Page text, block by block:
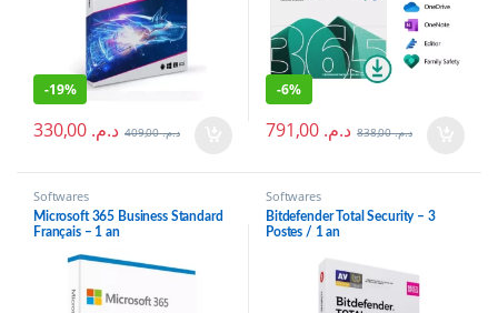
-19%
د.م. د.م.409,00
-6%
د.م. د.م.838,00
Softwares
Microsoft 365 Business Standard
Français – 1 an
Softwares
Bitdefender Total Security – 3
Postes / 1 an